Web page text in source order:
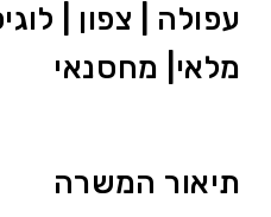
עפולה | צפון |
מלאי| מחסנאי
תיאור המשרה